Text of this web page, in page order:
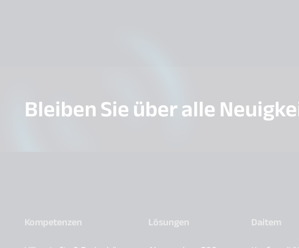
Bleiben Sie über alle
Kompetenzen
Lösungen
Daitem